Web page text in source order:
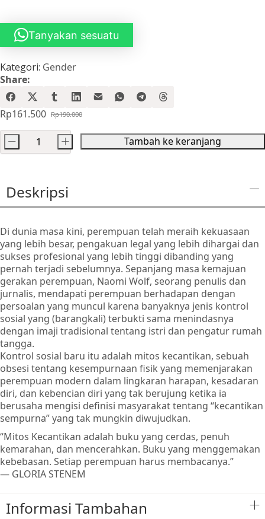
Rp190.000
Harga
aslinya
adalah:
Rp190.000.
Rp161.500
Harga
saat
ini
adalah:
Tanyakan sesuatu
Kuantitas
Kala
Menindas
Perempuan
- + Tambah ke keranjang
Kategori: Gender
Share:
Deskripsi
Di dunia masa kini, perempuan telah meraih kekuasaan
yang lebih besar, pengakuan legal yang lebih dihargai dan
sukses profesional yang lebih tinggi dibanding yang
pernah terjadi sebelumnya. Sepanjang masa kemajuan
gerakan perempuan, Naomi Wolf, seorang penulis dan
jurnalis, mendapati perempuan berhadapan dengan
persoalan yang muncul karena banyaknya jenis kontrol
sosial yang (barangkali) terbukti sama menindasnya
dengan imaji tradisional tentang istri dan pengatur rumah
tangga.
Kontrol sosial baru itu adalah mitos kecantikan, sebuah
obsesi tentang kesempurnaan fisik yang memenjarakan
perempuan modern dalam lingkaran harapan, kesadaran
diri, dan kebencian diri yang tak berujung ketika ia
berusaha mengisi definisi masyarakat tentang “kecantikan
sempurna” yang tak mungkin diwujudkan.
“Mitos Kecantikan adalah buku yang cerdas, penuh
kemarahan, dan mencerahkan. Buku yang menggemakan
kebebasan. Setiap perempuan harus membacanya.”
— GLORIA STENEM
Informasi Tambahan